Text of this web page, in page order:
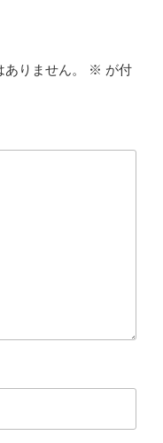
りません。 ※ が付